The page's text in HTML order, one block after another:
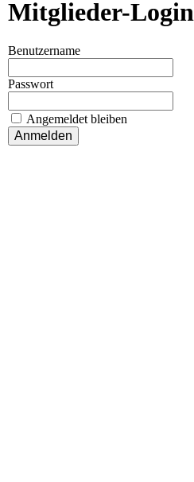
Mitglieder-Login
Benutzername
Passwort
Angemeldet bleiben